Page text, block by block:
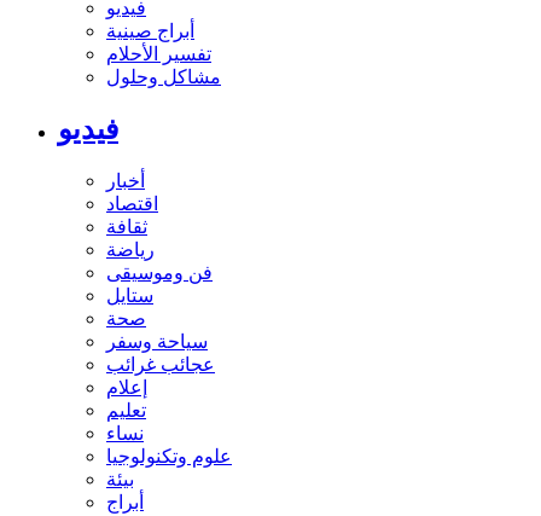
فيديو
أبراج صينية
تفسير الأحلام
مشاكل وحلول
فيديو
أخبار
اقتصاد
ثقافة
رياضة
فن وموسيقى
ستايل
صحة
سياحة وسفر
عجائب غرائب
إعلام
تعليم
نساء
علوم وتكنولوجيا
بيئة
أبراج